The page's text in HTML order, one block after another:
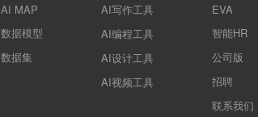
AI MAP
数据模型
数据集
AI写作工具
AI编程工具
AI设计工具
AI视频工具
EVA
智能HR
公司版
招聘
联系我们